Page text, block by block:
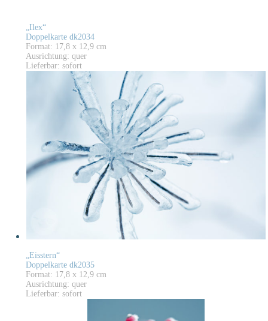
„Ilex“
Doppelkarte dk2034
Format: 17,8 x 12,9 cm
Ausrichtung: quer
Lieferbar: sofort
„Eisstern“
Doppelkarte dk2035
Format: 17,8 x 12,9 cm
Ausrichtung: quer
Lieferbar: sofort